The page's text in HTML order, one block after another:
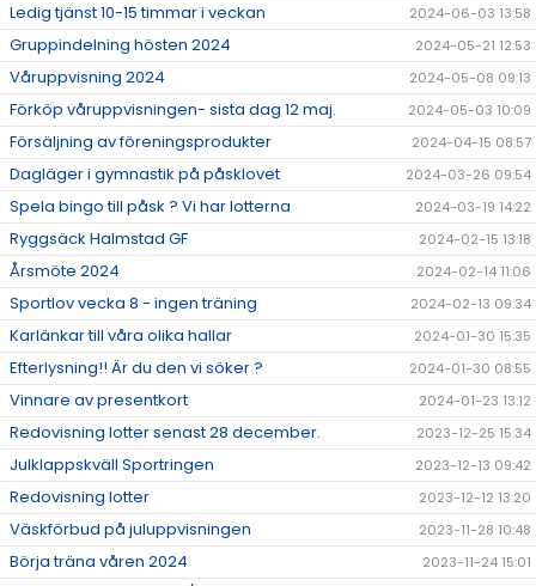
Ledig tjänst 10-15 timmar i veckan 2024-06-03 13:58
Gruppindelning hösten 2024 2024-05-21 12:53
Våruppvisning 2024 2024-05-08 09:13
Förköp våruppvisningen- sista dag 12 maj. 2024-05-03 10:09
Försäljning av föreningsprodukter 2024-04-15 08:57
Dagläger i gymnastik på påsklovet 2024-03-26 09:54
Spela bingo till påsk ? Vi har lotterna 2024-03-19 14:22
Ryggsäck Halmstad GF 2024-02-15 13:18
Årsmöte 2024 2024-02-14 11:06
Sportlov vecka 8 - ingen träning 2024-02-13 09:34
Karlänkar till våra olika hallar 2024-01-30 15:35
Efterlysning!! Är du den vi söker ? 2024-01-30 08:55
Vinnare av presentkort 2024-01-23 13:12
Redovisning lotter senast 28 december. 2023-12-25 15:34
Julklappskväll Sportringen 2023-12-13 09:42
Redovisning lotter 2023-12-12 13:20
Väskförbud på juluppvisningen 2023-11-28 10:48
Börja träna våren 2024 2023-11-24 15:01